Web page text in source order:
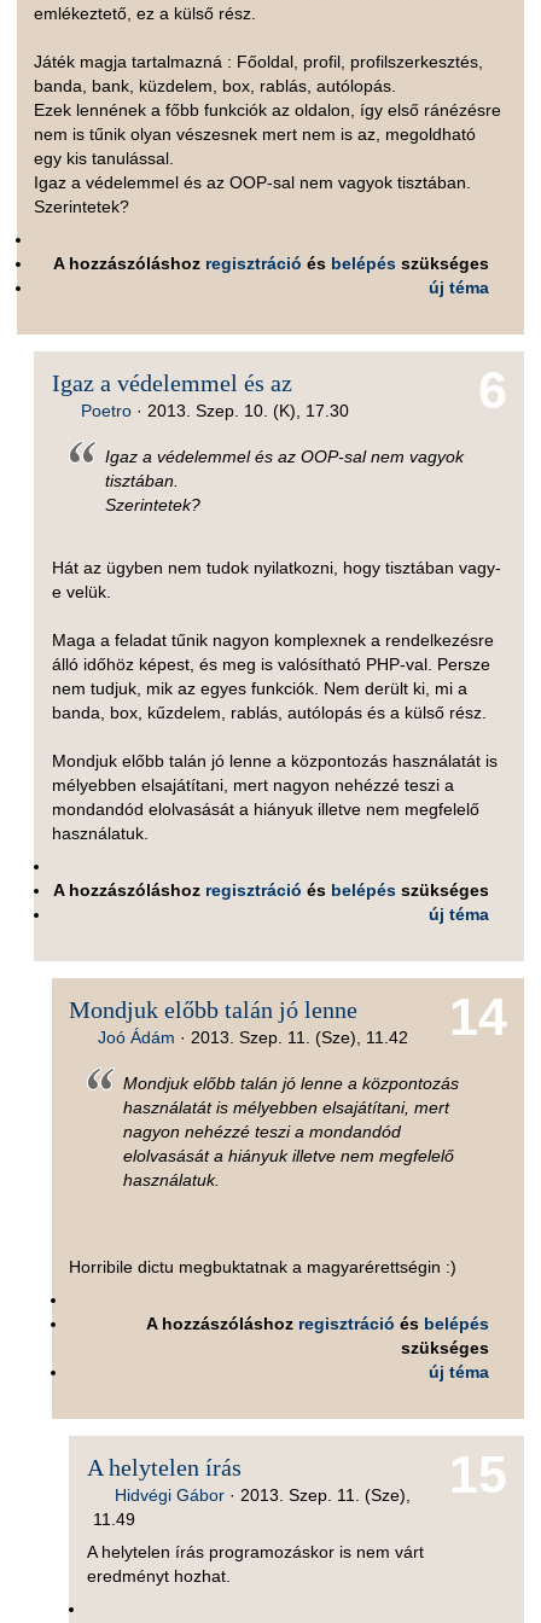
emlékeztető, ez a külső rész.
Játék magja tartalmazná : Főoldal, profil, profilszerkesztés,
banda, bank, küzdelem, box, rablás, autólopás.
Ezek lennének a főbb funkciók az oldalon, így első ránézésre
nem is tűnik olyan vészesnek mert nem is az, megoldható
egy kis tanulással.
Igaz a védelemmel és az OOP-sal nem vagyok tisztában.
Szerintetek?
A hozzászóláshoz regisztráció és belépés szükséges
új téma
6
Igaz a védelemmel és az
Poetro· 2013. Szep. 10. (K), 17.30
Igaz a védelemmel és az OOP-sal nem vagyok
tisztában.
Szerintetek?
Hát az ügyben nem tudok nyilatkozni, hogy tisztában vagy-
e velük.
Maga a feladat tűnik nagyon komplexnek a rendelkezésre
álló időhöz képest, és meg is valósítható PHP-val. Persze
nem tudjuk, mik az egyes funkciók. Nem derült ki, mi a
banda, box, kűzdelem, rablás, autólopás és a külső rész.
Mondjuk előbb talán jó lenne a központozás használatát is
mélyebben elsajátítani, mert nagyon nehézzé teszi a
mondandód elolvasását a hiányuk illetve nem megfelelő
használatuk.
A hozzászóláshoz regisztráció és belépés szükséges
új téma
14
Mondjuk előbb talán jó lenne
Joó Ádám · 2013. Szep. 11. (Sze), 11.42
Mondjuk előbb talán jó lenne a központozás
használatát is mélyebben elsajátítani, mert
nagyon nehézzé teszi a mondandód
elolvasását a hiányuk illetve nem megfelelő
használatuk.
Horribile dictu megbuktatnak a magyarérettségin :)
A hozzászóláshoz regisztráció és belépés
szükséges
új téma
15
A helytelen írás
Hidvégi Gábor · 2013. Szep. 11. (Sze),
11.49
A helytelen írás programozáskor is nem várt
eredményt hozhat.